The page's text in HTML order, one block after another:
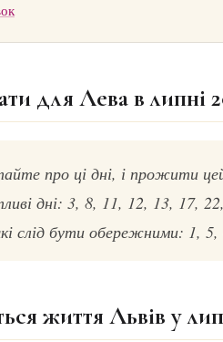
для Лева в липні
про ці дні, і прожити
дні: 3, 8, 11, 12, 13, 17,
слід бути обережними: 1,
життя Львів у